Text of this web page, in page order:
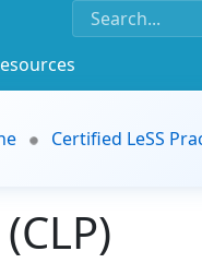
Certified LeSS